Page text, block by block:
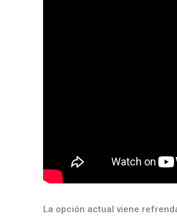
La opción actual viene